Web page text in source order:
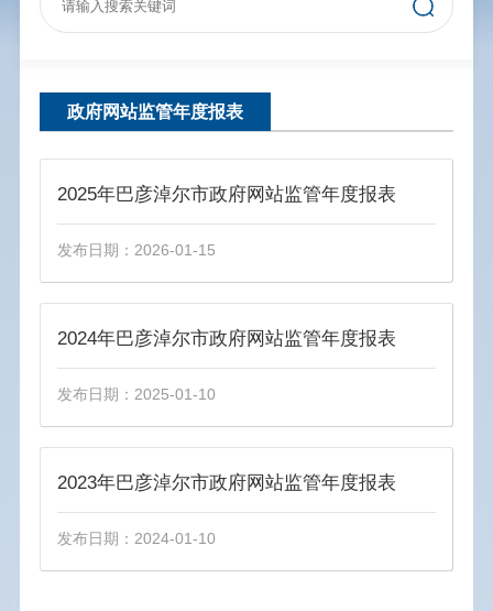
政府网站监管年度报表
2025年巴彦淖尔市政府网站监管年度报表
发布日期：2026-01-15
2024年巴彦淖尔市政府网站监管年度报表
发布日期：2025-01-10
2023年巴彦淖尔市政府网站监管年度报表
发布日期：2024-01-10